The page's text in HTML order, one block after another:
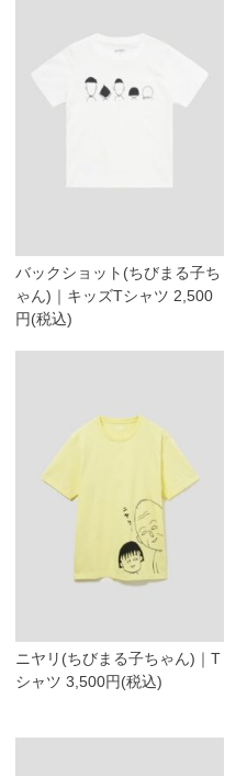
バックショット(ちびまる子ち
ゃん)｜キッズTシャツ 2,500
円(税込)
ニヤリ(ちびまる子ちゃん)｜T
シャツ 3,500円(税込)